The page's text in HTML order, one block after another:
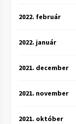
2022. február
2022. január
2021. december
2021. november
2021. október